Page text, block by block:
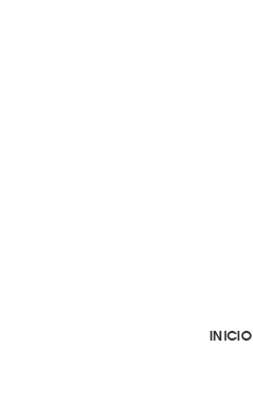
INICIO